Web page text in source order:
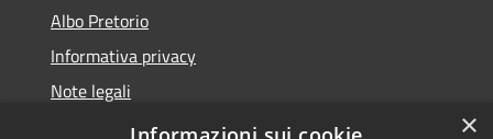
Albo Pretorio
Informativa privacy
Note legali
Dichiarazione di accessibilità
×